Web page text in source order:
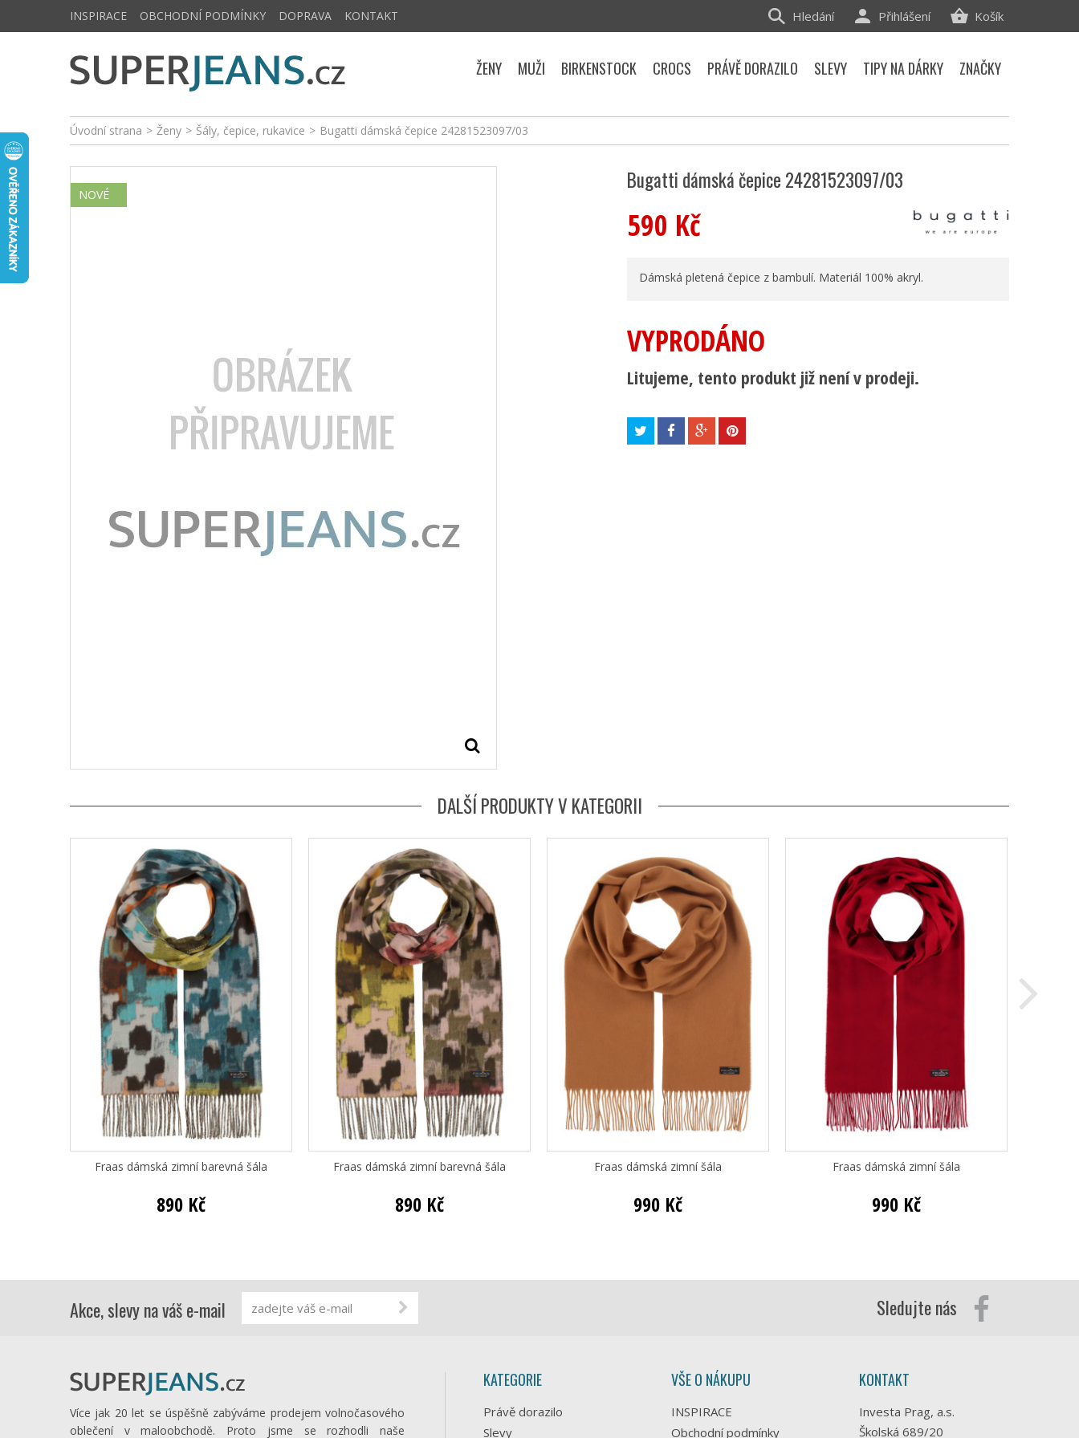
Úvodní strana > Ženy > Šály, čepice, rukavice > Bugatti dámská čepice 24281523097/03
NOVÉ
Bugatti dámská čepice 24281523097/03
590 Kč
Dámská pletená čepice z bambulí. Materiál 100% akryl.
VYPRODÁNO
Litujeme, tento produkt již není v prodeji.
DALŠÍ PRODUKTY V KATEGORII
Fraas dámská zimní barevná šála
890 Kč
Fraas dámská zimní barevná šála
890 Kč
Fraas dámská zimní šála
990 Kč
Fraas dámská zimní šála
990 Kč
INSPIRACE OBCHODNÍ PODMÍNKY DOPRAVA KONTAKT Košík
Přihlášení
Hledání
ŽENY MUŽI BIRKENSTOCK CROCS PRÁVĚ DORAZILO SLEVY TIPY NA DÁRKY ZNAČKY
Akce, slevy na váš e-mail Sledujte nás
Více jak 20 let se úspěšně zabýváme prodejem volnočasového
oblečení v maloobchodě. Proto jsme se rozhodli naše
KATEGORIE
Právě dorazilo
Slevy
VŠE O NÁKUPU
INSPIRACE
Obchodní podmínky
KONTAKT
Investa Prag, a.s.
Školská 689/20